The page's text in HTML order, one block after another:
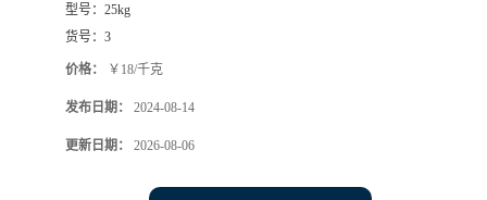
型号： 25kg
货号： 3
价格： ￥18/千克
发布日期： 2024-08-14
更新日期： 2026-08-06